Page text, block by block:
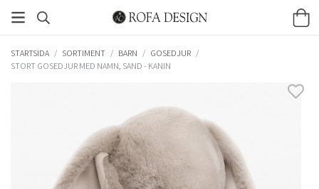
STARTSIDA / SORTIMENT / BARN / GOSEDJUR /
STORT GOSEDJUR MED NAMN, SAND - KANIN